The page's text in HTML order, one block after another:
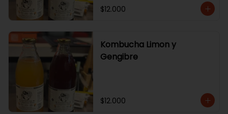
$12.000
Kombucha Limon y
Gengibre
$12.000